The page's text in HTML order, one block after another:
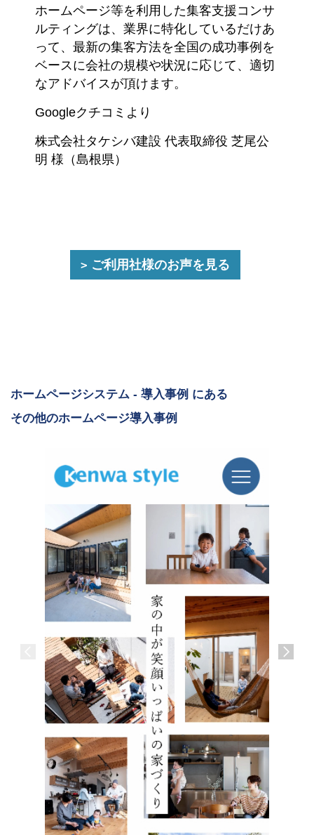
ホームページ等を利用した集客支援コンサ
ルティングは、業界に特化しているだけあ
って、最新の集客方法を全国の成功事例を
ベースに会社の規模や状況に応じて、適切
なアドバイスが頂けます。
Googleクチコミより
株式会社タケシバ建設 代表取締役 芝尾公
明 様（島根県）
ご利用社様のお声を見る
ホームページシステム - 導入事例 にある
その他のホームページ導入事例